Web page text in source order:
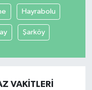
Hayrabolu
Şarköy
VAKITLERI